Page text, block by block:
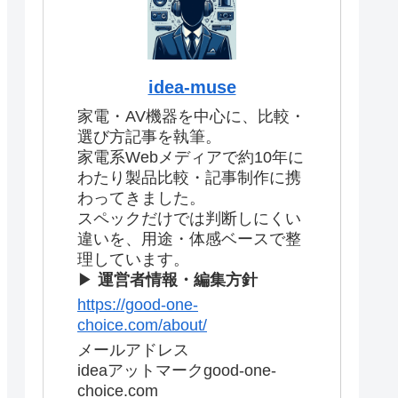
idea-muse
家電・AV機器を中心に、比較・
選び方記事を執筆。
家電系Webメディアで約10年に
わたり製品比較・記事制作に携
わってきました。
スペックだけでは判断しにくい
違いを、用途・体感ベースで整
理しています。
▶ 運営者情報・編集方針
https://good-one-
choice.com/about/
メールアドレス
ideaアットマークgood-one-
choice.com